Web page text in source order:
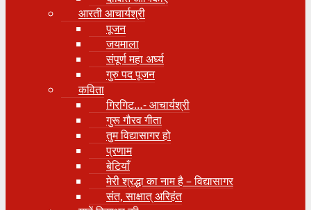
आरती आचार्यश्री
पूजन
जयमाला
संपूर्ण महा अर्घ्य
गुरु पद पूजन
कविता
गिरगिट…- आचार्यश्री
गुरू गौरव गीता
तुम विद्यासागर हो
प्रणाम
बेटियाँ
मेरी श्रद्धा का नाम है – विद्यासागर
संत, साक्षात् अरिहंत